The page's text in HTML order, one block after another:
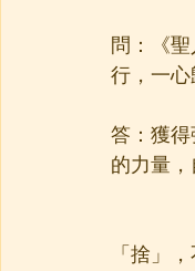
問：《
行，一
答：獲
的力量，
「捨」